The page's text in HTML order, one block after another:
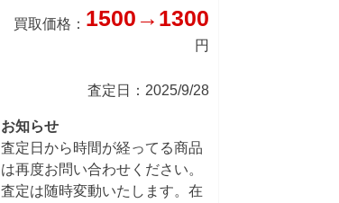
買取価格： 1500→1300
円
査定日：2025/9/28
お知らせ
査定日から時間が経ってる商品
は再度お問い合わせください。
査定は随時変動いたします。在